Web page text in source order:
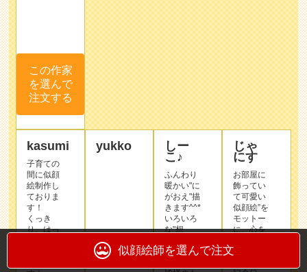
間に似顔
絵制作し
ておりま
す！
くっき
り、はっ
たタッチ
が得意で
す☆
記念日、
還暦、ペ
ット、ウ
ェディン
グ、ご要
もらった
yukko
作品
サン
プル
しー
こ♪
ふんわり
暖かい"に
がおえ"描
きます^^*
いろいろ
な"想
がおえ"に
込めて、
皆様のも
とにお届
けできた
らと思い
ます(﹡
ˆ﹀ˆ﹡)
集合写真
がなくて
も、"にが
じゃ
にす
お部屋に
飾ってい
て可愛い
似顔絵”を
モットー
に、心を
描きしま
す(^o^)
記念日、
ウェルカ
ムボー
ド、プレ
ゼントな
どにいか
うか♪
皆様から
のリクエ
似顔絵師を選んで注文